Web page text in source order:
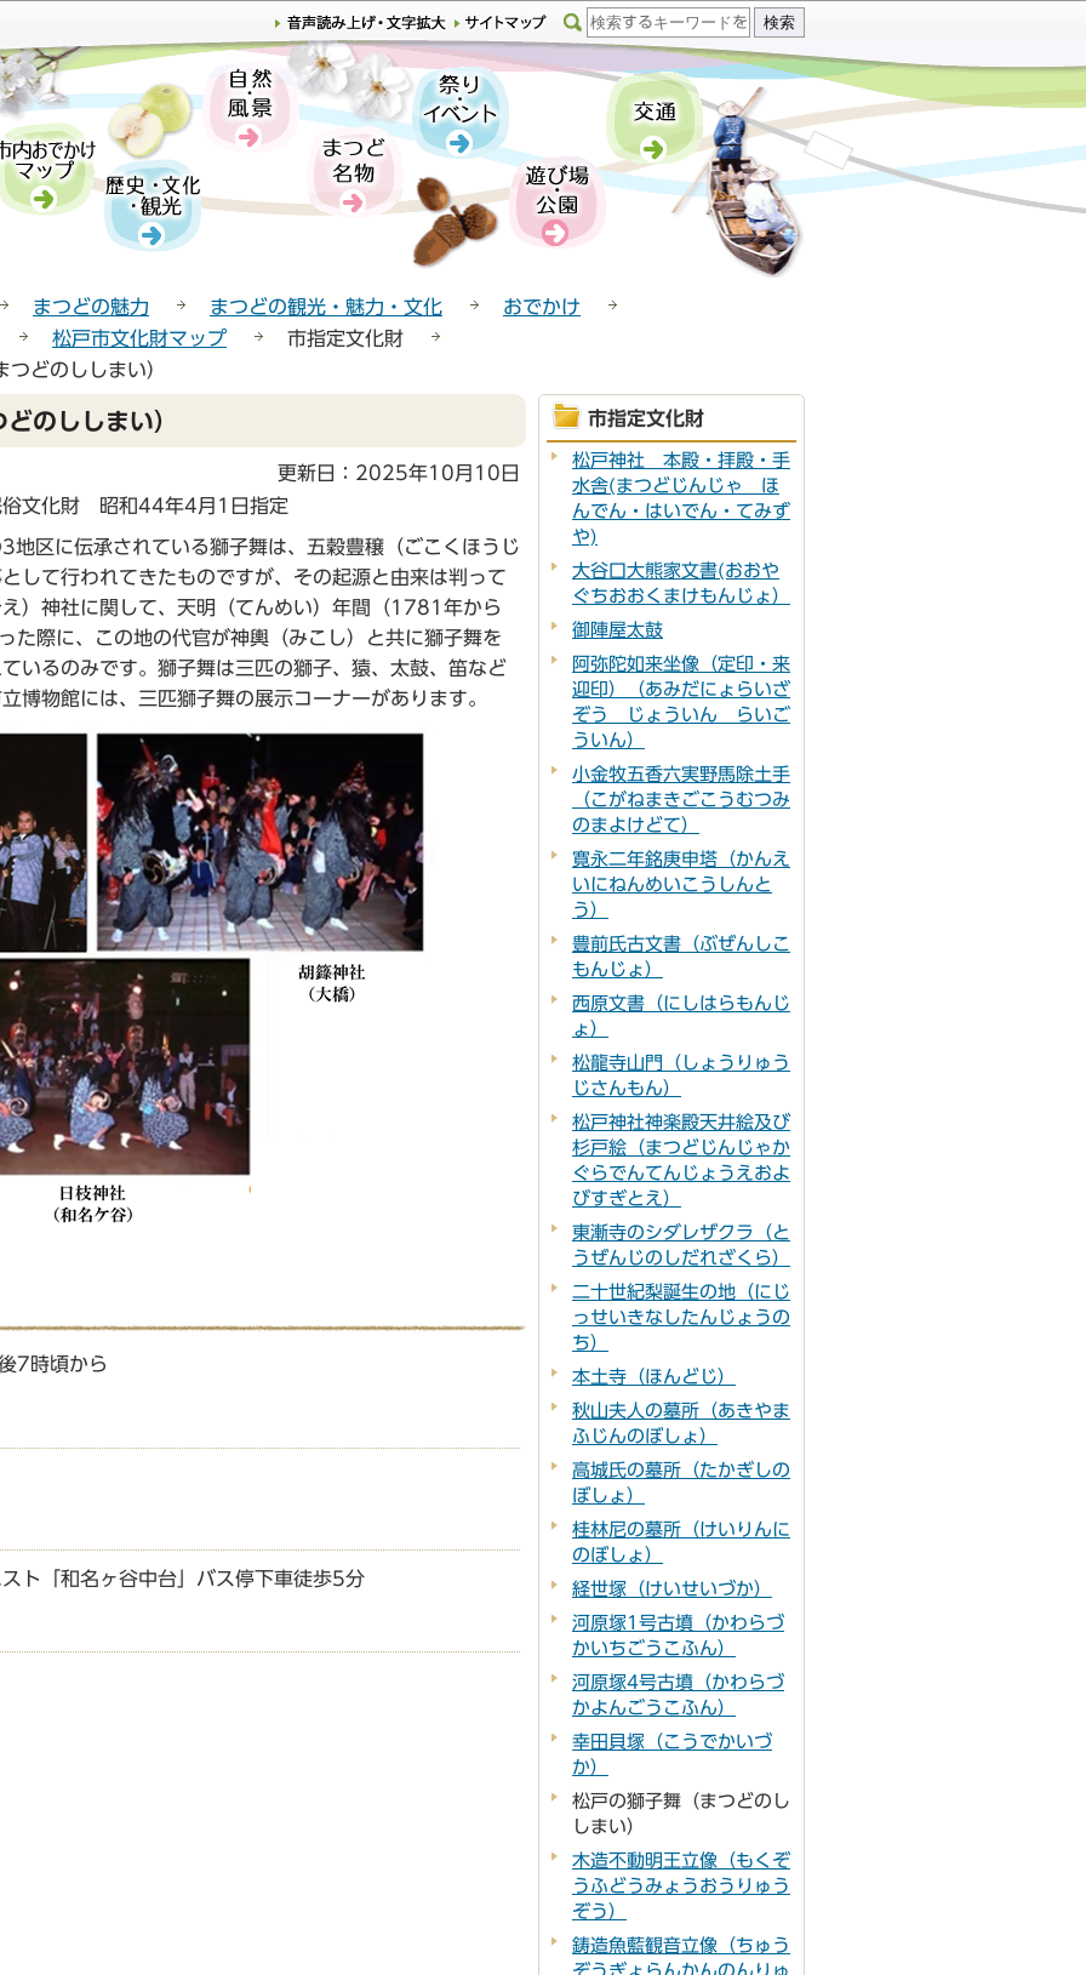
このページの本文へ移動
まつどの魅力 まつどの観光・魅力・文化
おでかけ
松戸市文化財マップ
市指定文化財
どのししまい）
のししまい）
更新日：2025年10月10日
文化財 昭和44年4月1日指定
区に伝承されている獅子舞は、五穀豊穣（ごこくほうじ
して行われてきたものですが、その起源と由来は判って
）神社に関して、天明（てんめい）年間（1781年から
た際に、この地の代官が神輿（みこし）と共に獅子舞を
いるのみです。獅子舞は三匹の獅子、猿、太鼓、笛など
博物館には、三匹獅子舞の展示コーナーがあります。
7時頃から
ト「和名ヶ谷中台」バス停下車徒歩5分
市指定文化財
松戸神社 本殿・拝殿・手
水舎(まつどじんじゃ ほ
んでん・はいでん・てみず
や)
大谷口大熊家文書(おおや
ぐちおおくまけもんじょ）
御陣屋太鼓
阿弥陀如来坐像（定印・来
迎印）（あみだにょらいざ
ぞう じょういん らいご
ういん）
小金牧五香六実野馬除土手
（こがねまきごこうむつみ
のまよけどて）
寛永二年銘庚申塔（かんえ
いにねんめいこうしんと
う）
豊前氏古文書（ぶぜんしこ
もんじょ）
西原文書（にしはらもんじ
ょ）
松龍寺山門（しょうりゅう
じさんもん）
松戸神社神楽殿天井絵及び
杉戸絵（まつどじんじゃか
ぐらでんてんじょうえおよ
びすぎとえ）
東漸寺のシダレザクラ（と
うぜんじのしだれざくら）
二十世紀梨誕生の地（にじ
っせいきなしたんじょうの
ち）
本土寺（ほんどじ）
秋山夫人の墓所（あきやま
ふじんのぼしょ）
高城氏の墓所（たかぎしの
ぼしょ）
桂林尼の墓所（けいりんに
のぼしょ）
経世塚（けいせいづか）
河原塚1号古墳（かわらづ
かいちごうこふん）
河原塚4号古墳（かわらづ
かよんごうこふん）
幸田貝塚（こうでかいづ
か）
松戸の獅子舞（まつどのし
しまい）
木造不動明王立像（もくぞ
うふどうみょうおうりゅう
ぞう）
鋳造魚藍観音立像（ちゅう
ぞうぎょらんかんのんりゅ